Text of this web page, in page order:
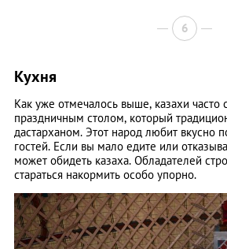
6
Кухня
Как уже отмечалось выше, казахи часто
праздничным столом, который
дастарханом. Этот народ любит вкусно
гостей. Если вы мало едите или
может обидеть казаха. Обладателей
стараться накормить особо упорно.